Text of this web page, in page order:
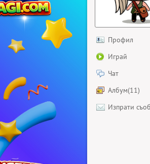
Профил
Играй
Чат
Албум(11)
Изпрати